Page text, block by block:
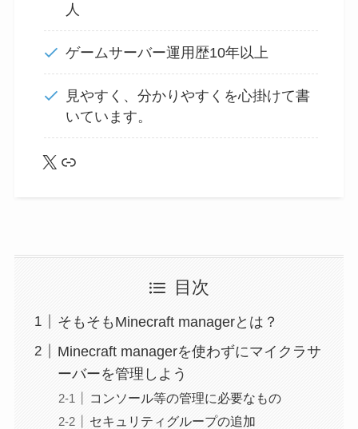
人
ゲームサーバー運用歴10年以上
見やすく、分かりやすくを心掛けて書
いています。
X lit.link
目次
そもそもMinecraft managerとは？
Minecraft managerを使わずにマイクラサ
ーバーを管理しよう
コンソール等の管理に必要なもの
セキュリティグループの追加